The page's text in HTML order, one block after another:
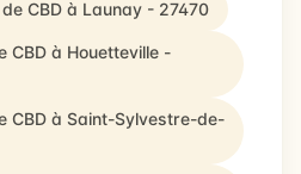
CBD à Launay - 27470
CBD à Houetteville -
CBD à Saint-Sylvestre-de-